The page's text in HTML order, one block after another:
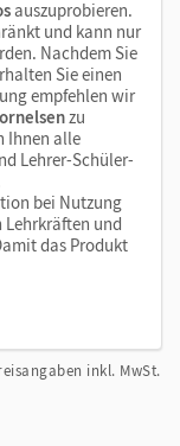
auszuprobieren.
und kann nur
Nachdem Sie
Sie einen
empfehlen wir
zu
Ihnen alle
Lehrer-Schüler-
bei Nutzung
Lehrkräften und
das Produkt
inkl. MwSt.